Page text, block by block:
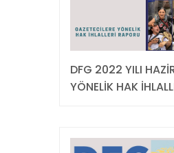
DFG 2022 YILI
YÖNELİK HAK